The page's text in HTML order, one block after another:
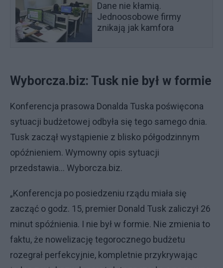
Dane nie kłamią.
Jednoosobowe firmy
znikają jak kamfora
Wyborcza.biz: Tusk nie był w formie
Konferencja prasowa Donalda Tuska poświęcona
sytuacji budżetowej odbyła się tego samego dnia.
Tusk zaczął wystąpienie z blisko półgodzinnym
opóźnieniem. Wymowny opis sytuacji
przedstawia... Wyborcza.biz.
„Konferencja po posiedzeniu rządu miała się
zacząć o godz. 15, premier Donald Tusk zaliczył 26
minut spóźnienia. I nie był w formie. Nie zmienia to
faktu, że nowelizację tegorocznego budżetu
rozegrał perfekcyjnie, kompletnie przykrywając